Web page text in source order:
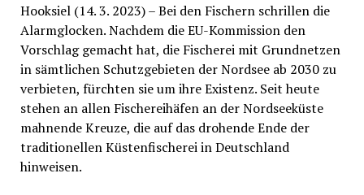
Hooksiel (14. 3. 2023) – Bei den Fischern schrillen die
Alarmglocken. Nachdem die EU-Kommission den
Vorschlag gemacht hat, die Fischerei mit Grundnetzen
in sämtlichen Schutzgebieten der Nordsee ab 2030 zu
verbieten, fürchten sie um ihre Existenz. Seit heute
stehen an allen Fischereihäfen an der Nordseeküste
mahnende Kreuze, die auf das drohende Ende der
traditionellen Küstenfischerei in Deutschland
hinweisen.